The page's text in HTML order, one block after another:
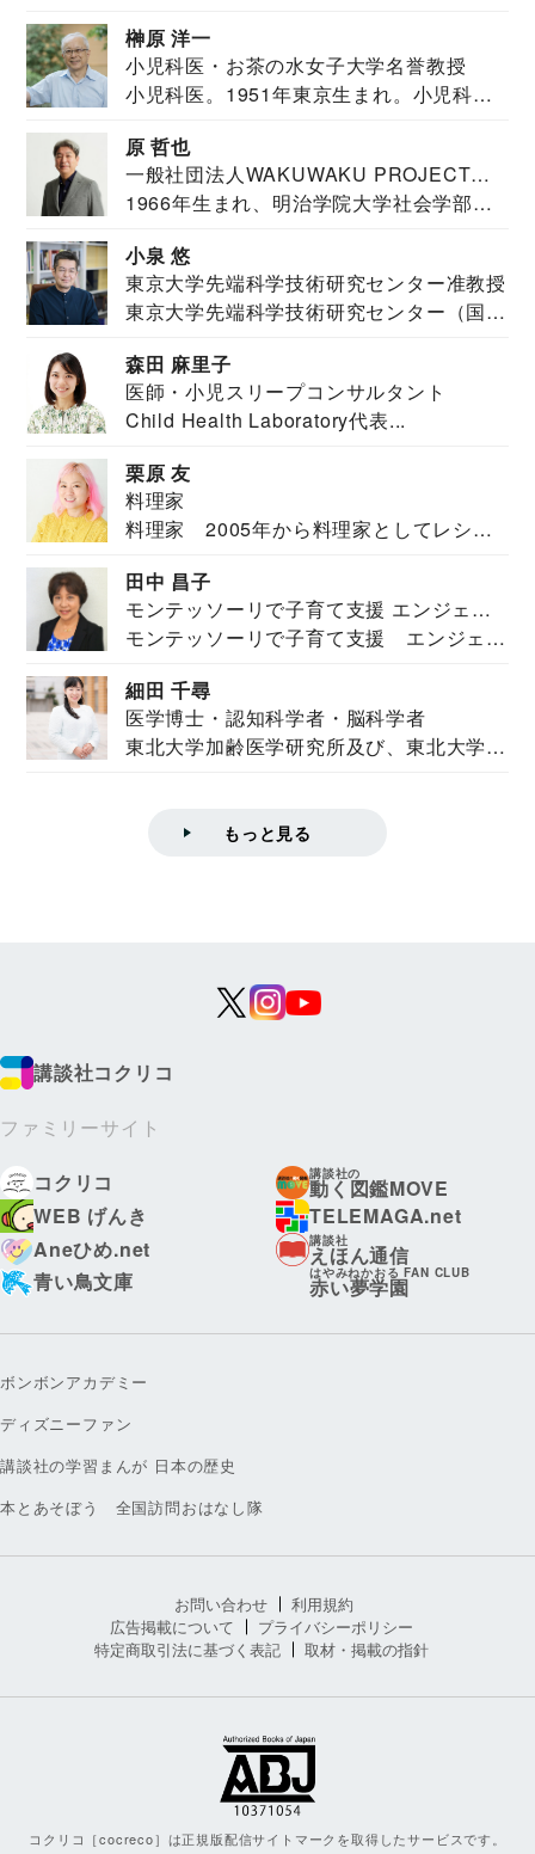
榊原 洋一
小児科医・お茶の水女子大学名誉教授
小児科医。1951年東京生まれ。小児科
原 哲也
一般社団法人WAKUWAKU PROJECT
JAPAN代表・言語聴覚士・社会福祉士
1966年生まれ、明治学院大学社会学部福
小泉 悠
東京大学先端科学技術研究センター准教授
東京大学先端科学技術研究センター（国際
森田 麻里子
医師・小児スリープコンサルタント
Child Health Laboratory代表...
栗原 友
料理家
料理家 2005年から料理家としてレシピ
田中 昌子
モンテッソーリで子育て支援 エンジェル
ズハウス研究所所長
モンテッソーリで子育て支援 エンジェル
細田 千尋
医学博士・認知科学者・脳科学者
東北大学加齢医学研究所及び、東北大学大
もっと見る
講談社コクリコ
ファミリーサイト
コクリコ
講談社の
動く図鑑MOVE
WEB げんき
TELEMAGA.net
Aneひめ.net
講談社
えほん通信
青い鳥文庫
はやみねかおる FAN CLUB
赤い夢学園
ボンボンアカデミー
ディズニーファン
講談社の学習まんが 日本の歴史
本とあそぼう 全国訪問おはなし隊
お問い合わせ
利用規約
広告掲載について
プライバシーポリシー
特定商取引法に基づく表記
取材・掲載の指針
コクリコ［cocreco］は正規版配信サイトマークを取得したサービスです。